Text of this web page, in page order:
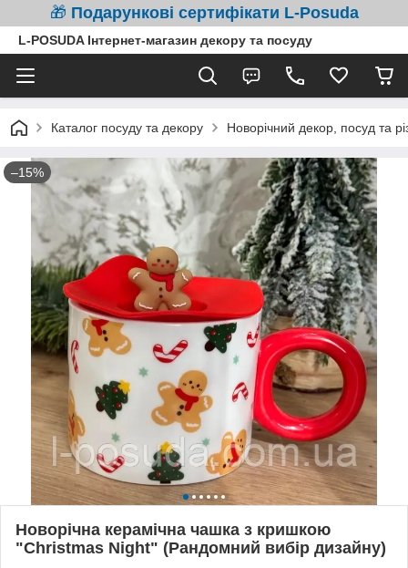
🎁 Подарункові сертифікати L-Posuda
L-POSUDA Інтернет-магазин декору та посуду
Каталог посуду та декору Новорічний декор, посуд та
–15%
Новорічна керамічна чашка з кришкою
"Christmas Night" (Рандомний вибір дизайну)